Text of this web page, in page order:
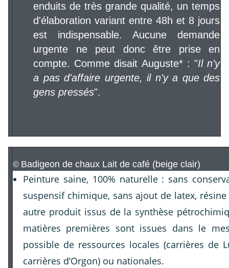
enduits de très grande qualité, un temps
d'élaboration variant entre 48h et 8 jours
est indispensable. Aucune demande
urgente ne peut donc être prise en
compte. Comme disait Auguste* : "Il n'y
a pas d'affaire urgente, il n'y a que des
gens pressés".
© Badigeon de chaux Lait de café (beige clair)
Peinture saine, 100% naturelle : sans
suspensif chimique, sans ajout de latex,
autre produit issus de la synthèse
matières premières sont issues dans le
possible de ressources locales (carrières de
carrières d’Orgon) ou nationales.